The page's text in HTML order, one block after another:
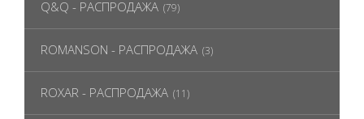
Q&Q - РАСПРОДАЖА (79)
ROMANSON - РАСПРОДАЖА (3)
ROXAR - РАСПРОДАЖА (11)